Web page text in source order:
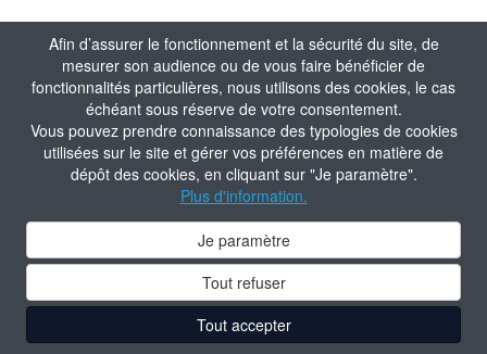
Afin d’assurer le fonctionnement et la sécurité du site, de
mesurer son audience ou de vous faire bénéficier de
fonctionnalités particulières, nous utilisons des cookies, le cas
échéant sous réserve de votre consentement.
Vous pouvez prendre connaissance des typologies de cookies
utilisées sur le site et gérer vos préférences en matière de
dépôt des cookies, en cliquant sur "Je paramètre".
Plus d'information.
Je paramètre
Tout refuser
Tout accepter